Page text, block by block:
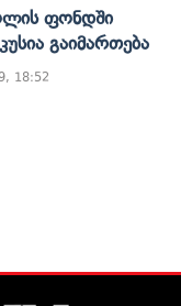
Ფონდში
Გაიმართება
18:52